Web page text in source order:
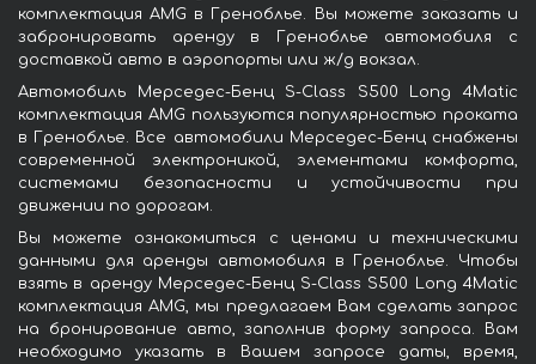
комплектация AMG в Греноблье. Вы можете заказать и
забронировать аренду в Греноблье автомобиля с
доставкой авто в аэропорты или ж/д вокзал.
Автомобиль Мерседес-Бенц S-Class S500 Long 4Matic
комплектация AMG пользуются популярностью проката
в Греноблье. Все автомобили Мерседес-Бенц снабжены
современной электроникой, элементами комфорта,
системами безопасности и устойчивости при
движении по дорогам.
Вы можете ознакомиться с ценами и техническими
данными для аренды автомобиля в Греноблье. Чтобы
взять в аренду Мерседес-Бенц S-Class S500 Long 4Matic
комплектация AMG, мы предлагаем Вам сделать запрос
на бронирование авто, заполнив форму запроса. Вам
необходимо указать в Вашем запросе даты, время,